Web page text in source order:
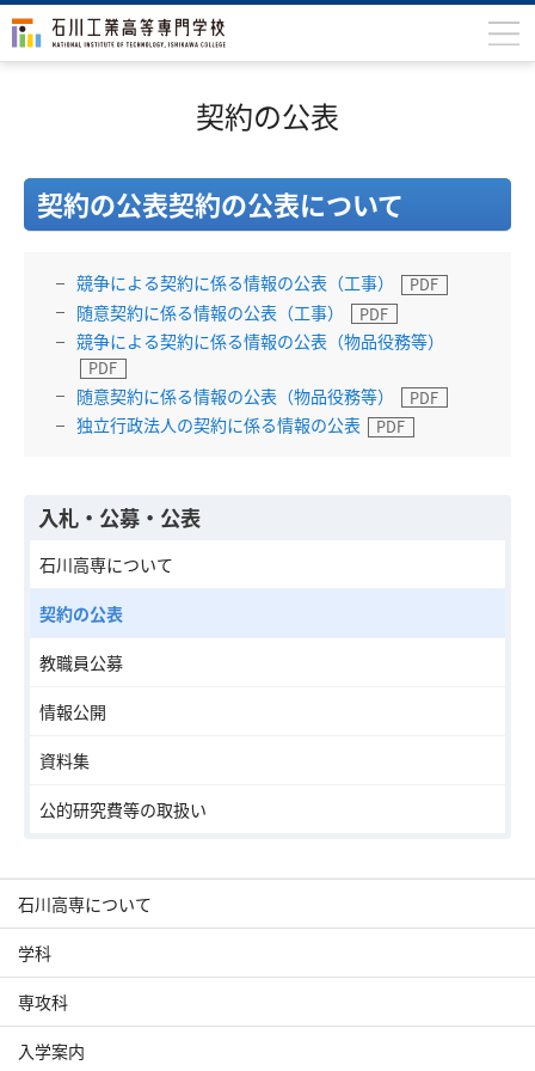
専攻科
入学案内
学生生活
国際交流
研究・産学連携
教育・研究施設
保護者の方
契約の公表
契約の公表契約の公表について
競争による契約に係る情報の公表（工事）
随意契約に係る情報の公表（工事）
競争による契約に係る情報の公表（物品役務等）
随意契約に係る情報の公表（物品役務等）
独立行政法人の契約に係る情報の公表
入札・公募・公表
石川高専について
契約の公表
教職員公募
情報公開
資料集
公的研究費等の取扱い
石川高専について
学科
専攻科
入学案内